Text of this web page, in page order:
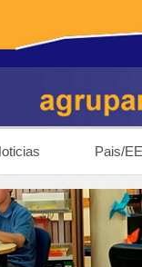
Pais/EE